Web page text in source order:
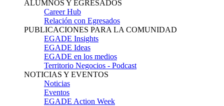
ALUMNOS Y EGRESADOS
Career Hub
Relación con Egresados
PUBLICACIONES PARA LA COMUNIDAD
EGADE Insights
EGADE Ideas
EGADE en los medios
Territorio Negocios - Podcast
NOTICIAS Y EVENTOS
Noticias
Eventos
EGADE Action Week